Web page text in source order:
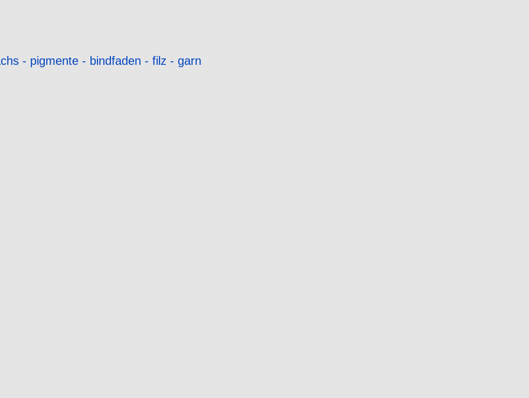
- pigmente - bindfaden - filz - garn